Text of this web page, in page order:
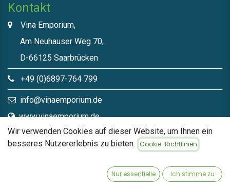
Kontakt
Vina Emporium,
Am Neuhauser Weg 70,
D-66125 Saarbrücken
+49 (0)6897-764 799
info@vinaemporium.de
www.vinaemporium.de
Direktlinks​
Wir verwenden Cookies auf dieser Website, um Ihnen ein
besseres Nutzererlebnis zu bieten.
Cookie-Richtlinien
Nur essentielle Ich stimme zu